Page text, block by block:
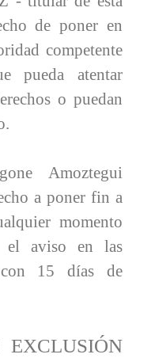
de poner en
competente
pueda atentar
o puedan
Amoztegui
a poner fin a
momento
el aviso en las
con 15 días de